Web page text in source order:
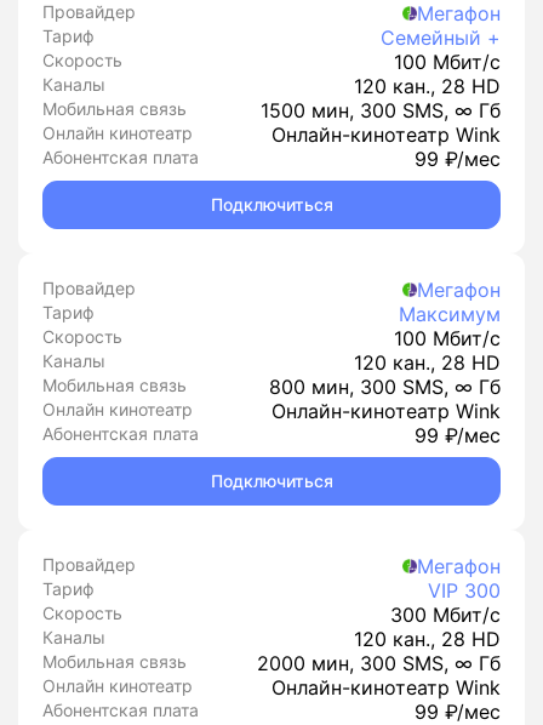
Провайдер Мегафон
Тариф Семейный +
Скорость 100 Мбит/с
Каналы 120 кан., 28 HD
Мобильная связь 1500 мин, 300 SMS, ∞ Гб
Онлайн кинотеатр Онлайн-кинотеатр Wink
Абонентская плата 99 ₽/мес
Подключиться
Провайдер Мегафон
Тариф Максимум
Скорость 100 Мбит/с
Каналы 120 кан., 28 HD
Мобильная связь 800 мин, 300 SMS, ∞ Гб
Онлайн кинотеатр Онлайн-кинотеатр Wink
Абонентская плата 99 ₽/мес
Подключиться
Провайдер Мегафон
Тариф VIP 300
Скорость 300 Мбит/с
Каналы 120 кан., 28 HD
Мобильная связь 2000 мин, 300 SMS, ∞ Гб
Онлайн кинотеатр Онлайн-кинотеатр Wink
Абонентская плата 99 ₽/мес